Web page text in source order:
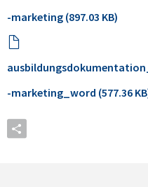
-marketing (897.03 KB)
-marketing_word (577.36